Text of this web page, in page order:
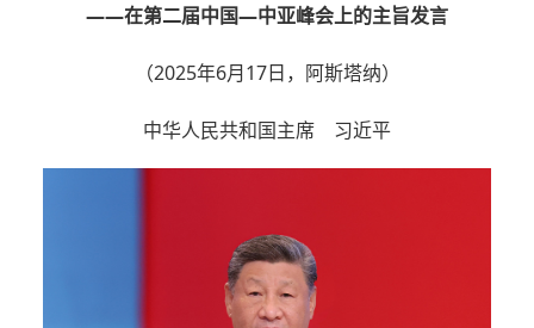
——在第二届中国—中亚峰会上的主旨发言
（2025年6月17日，阿斯塔纳）
中华人民共和国主席 习近平